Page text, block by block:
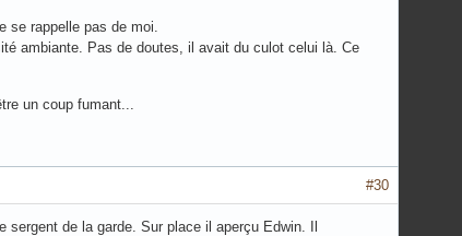
se rappelle pas de moi.
ambiante. Pas de doutes, il avait du culot celui là. Ce
un coup fumant...
#30
de la garde. Sur place il aperçu Edwin. Il